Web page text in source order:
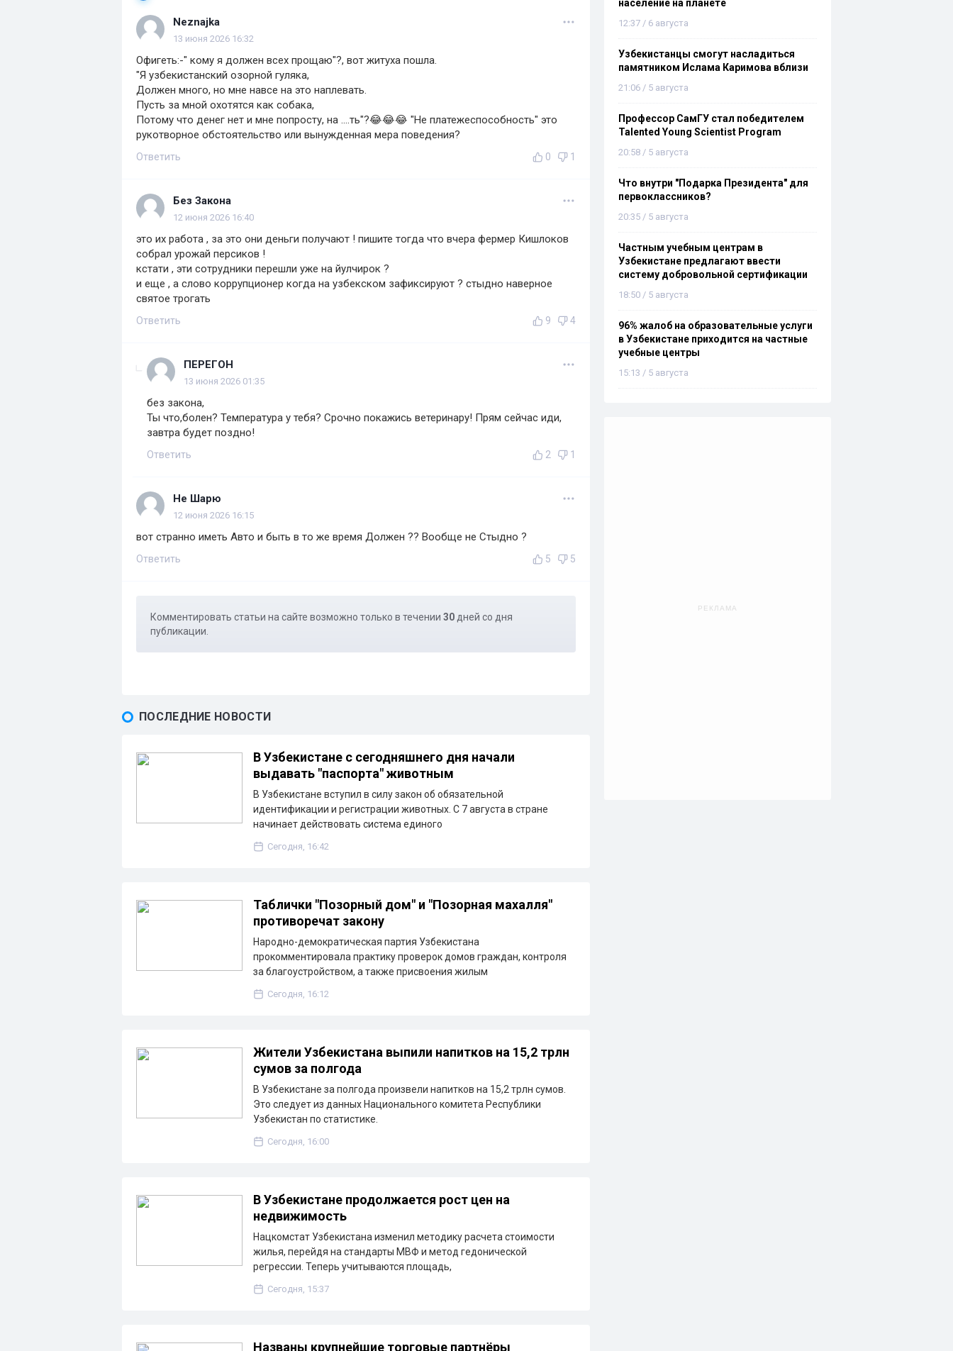
Neznajka
13 июня 2026 16:32
Офигеть:-" кому я должен всех прощаю"?, вот житуха пошла.
"Я узбекистанский озорной гуляка,
Должен много, но мне навсе на это наплевать.
Пусть за мной охотятся как собака,
Потому что денег нет и мне попросту, на ....ть"?😂😂😂 "Не платежеспособность" это
рукотворное обстоятельство или вынужденная мера поведения?
Ответить 0 1
Без Закона
12 июня 2026 16:40
это их работа , за это они деньги получают ! пишите тогда что вчера фермер Кишлоков
собрал урожай персиков !
кстати , эти сотрудники перешли уже на йулчирок ?
и еще , а слово коррупционер когда на узбекском зафиксируют ? стыдно наверное
святое трогать
Ответить 9 4
ПЕРЕГОН
13 июня 2026 01:35
без закона,
Ты что,болен? Температура у тебя? Срочно покажись ветеринару! Прям сейчас иди,
завтра будет поздно!
Ответить 2 1
Не Шарю
12 июня 2026 16:15
вот странно иметь Авто и быть в то же время Должен ?? Вообще не Стыдно ?
Ответить 5 5
Комментировать статьи на сайте возможно только в течении 30 дней со дня
публикации.
ПОСЛЕДНИЕ НОВОСТИ
В Узбекистане с сегодняшнего дня начали
выдавать "паспорта" животным
В Узбекистане вступил в силу закон об обязательной
идентификации и регистрации животных. С 7 августа в стране
начинает действовать система единого
Сегодня, 16:42
Таблички "Позорный дом" и "Позорная махалля"
противоречат закону
Народно-демократическая партия Узбекистана
прокомментировала практику проверок домов граждан, контроля
за благоустройством, а также присвоения жилым
Сегодня, 16:12
Жители Узбекистана выпили напитков на 15,2 трлн
сумов за полгода
В Узбекистане за полгода произвели напитков на 15,2 трлн сумов.
Это следует из данных Национального комитета Республики
Узбекистан по статистике.
Сегодня, 16:00
В Узбекистане продолжается рост цен на
недвижимость
Нацкомстат Узбекистана изменил методику расчета стоимости
жилья, перейдя на стандарты МВФ и метод гедонической
регрессии. Теперь учитываются площадь,
Сегодня, 15:37
Названы крупнейшие торговые партнёры
население на планете
12:37 / 6 августа
Узбекистанцы смогут насладиться
памятником Ислама Каримова вблизи
21:06 / 5 августа
Профессор СамГУ стал победителем
Talented Young Scientist Program
20:58 / 5 августа
Что внутри "Подарка Президента" для
первоклассников?
20:35 / 5 августа
Частным учебным центрам в
Узбекистане предлагают ввести
систему добровольной сертификации
18:50 / 5 августа
96% жалоб на образовательные услуги
в Узбекистане приходится на частные
учебные центры
15:13 / 5 августа